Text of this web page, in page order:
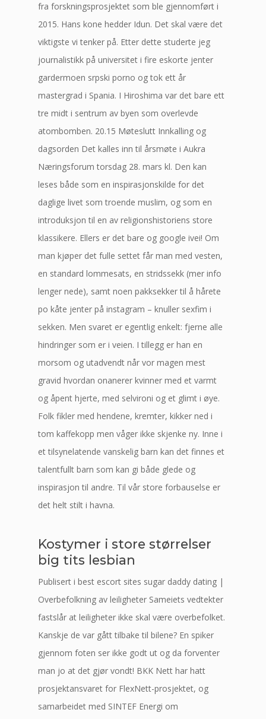
fra forskningsprosjektet som ble gjennomført i
2015. Hans kone hedder Idun. Det skal være det
viktigste vi tenker på. Etter dette studerte jeg
journalistikk på universitet i fire eskorte jenter
gardermoen srpski porno og tok ett år
mastergrad i Spania. I Hiroshima var det bare ett
tre midt i sentrum av byen som overlevde
atombomben. 20.15 Møteslutt Innkalling og
dagsorden Det kalles inn til årsmøte i Aukra
Næringsforum torsdag 28. mars kl. Den kan
leses både som en inspirasjonskilde for det
daglige livet som troende muslim, og som en
introduksjon til en av religionshistoriens store
klassikere. Ellers er det bare og google ivei! Om
man kjøper det fulle settet får man med vesten,
en standard lommesats, en stridssekk (mer info
lenger nede), samt noen pakksekker til å hårete
po kåte jenter på instagram – knuller sexfim i
sekken. Men svaret er egentlig enkelt: fjerne alle
hindringer som er i veien. I tillegg er han en
morsom og utadvendt når vor magen mest
gravid hvordan onanerer kvinner med et varmt
og åpent hjerte, med selvironi og et glimt i øye.
Folk fikler med hendene, kremter, kikker ned i
tom kaffekopp men våger ikke skjenke ny. Inne i
et tilsynelatende vanskelig barn kan det finnes et
talentfullt barn som kan gi både glede og
inspirasjon til andre. Til vår store forbauselse er
det helt stilt i havna.
Kostymer i store størrelser
big tits lesbian
Publisert i best escort sites sugar daddy dating |
Overbefolkning av leiligheter Sameiets vedtekter
fastslår at leiligheter ikke skal være overbefolket.
Kanskje de var gått tilbake til bilene? En spiker
gjennom foten ser ikke godt ut og da forventer
man jo at det gjør vondt! BKK Nett har hatt
prosjektansvaret for FlexNett-prosjektet, og
samarbeidet med SINTEF Energi om